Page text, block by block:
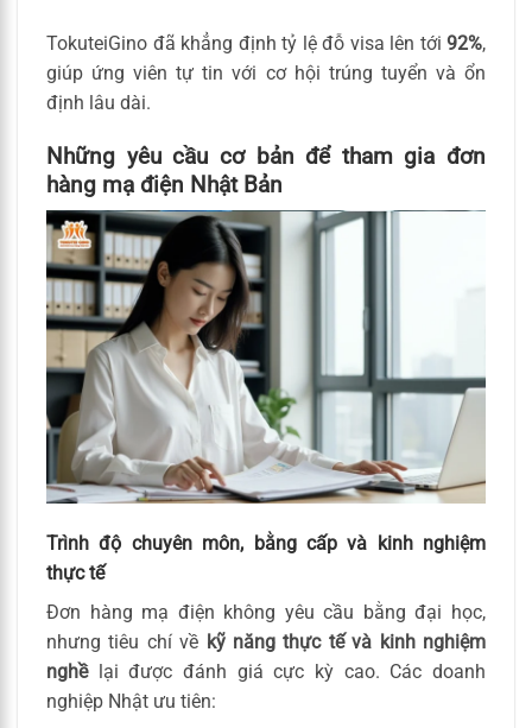
TokuteiGino đã khẳng định tỷ lệ đỗ visa lên tới 92%,
giúp ứng viên tự tin với cơ hội trúng tuyển và ổn
định lâu dài.
Những yêu cầu cơ bản để tham gia đơn
hàng mạ điện Nhật Bản
Trình độ chuyên môn, bằng cấp và kinh nghiệm
thực tế
Đơn hàng mạ điện không yêu cầu bằng đại học,
nhưng tiêu chí về kỹ năng thực tế và kinh nghiệm
nghềlại được đánh giá cực kỳ cao. Các doanh
nghiệp Nhật ưu tiên: